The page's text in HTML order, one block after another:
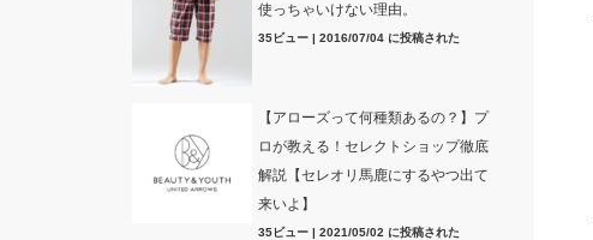
使っちゃいけない理由。
35ビュー| 2016/07/04 に投稿された
【アローズって何種類あるの？】プ
ロが教える！セレクトショップ徹底
解説【セレオリ馬鹿にするやつ出て
来いよ】
35ビュー| 2021/05/02 に投稿された